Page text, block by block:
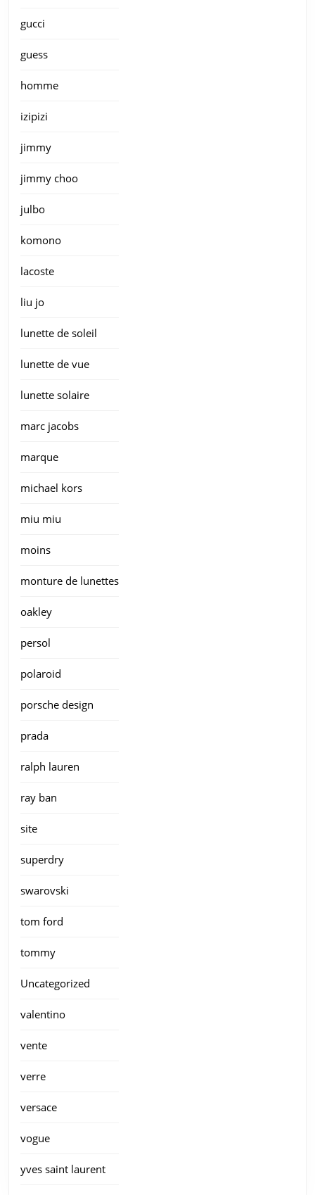
gucci
guess
homme
izipizi
jimmy
jimmy choo
julbo
komono
lacoste
liu jo
lunette de soleil
lunette de vue
lunette solaire
marc jacobs
marque
michael kors
miu miu
moins
monture de lunettes
oakley
persol
polaroid
porsche design
prada
ralph lauren
ray ban
site
superdry
swarovski
tom ford
tommy
Uncategorized
valentino
vente
verre
versace
vogue
yves saint laurent